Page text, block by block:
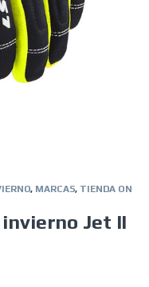
, MARCAS, TIENDA ON
Jet II